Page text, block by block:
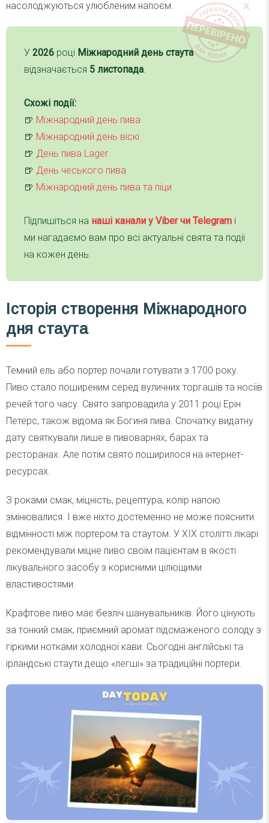
насолоджуються улюбленим напоєм.
У 2026 році Міжнародний день стаута
відзначається 5 листопада.
Схожі події:
🍺 Міжнародний день пива
🍺 Міжнародний день віскі
🍺 День пива Lager
🍺 День чеського пива
🍺 Міжнародний день пива та піци
Підпишіться на наші канали у Viber чи Telegram і
ми нагадаємо вам про всі актуальні свята та події
на кожен день.
Історія створення Міжнародного
дня стаута
Темний ель або портер почали готувати з 1700 року.
Пиво стало поширеним серед вуличних торгашів та носіїв
речей того часу. Свято запровадила у 2011 році Ерін
Петерс, також відома як Богиня пива. Спочатку видатну
дату святкували лише в пивоварнях, барах та
ресторанах. Але потім свято поширилося на інтернет-
ресурсах.
З роками смак, міцність, рецептура, колір напою
змінювалися. І вже ніхто достеменно не може пояснити
відмінності між портером та стаутом. У XIX столітті лікарі
рекомендували міцне пиво своїм пацієнтам в якості
лікувального засобу з корисними цілющими
властивостями.
Крафтове пиво має безліч шанувальників. Його цінують
за тонкий смак, приємний аромат підсмаженого солоду з
гіркими нотками холодної кави. Сьогодні англійські та
ірландські стаути дещо «легші» за традиційні портери.